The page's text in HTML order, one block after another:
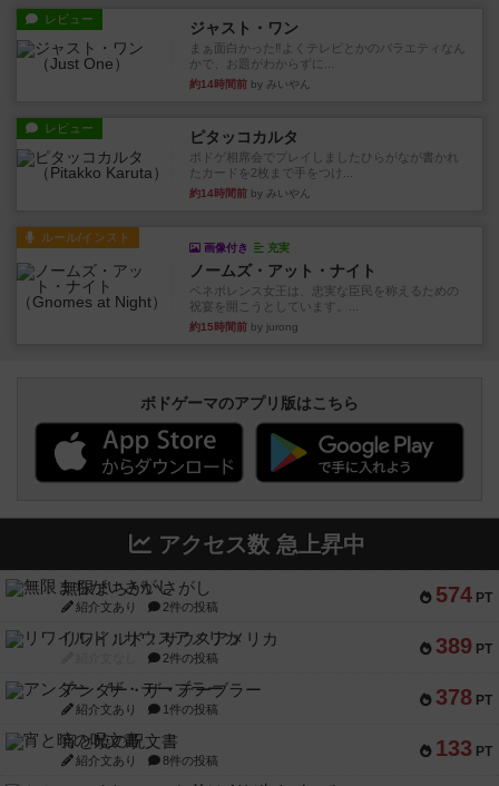
レビュー ジャスト・ワン
まぁ面白かった‼️よくテレビとかのバラエティなん
かで、お題がわからずに...
約14時間前 by みいやん
レビュー ピタッコカルタ
ボドゲ相席会でプレイしましたひらがなが書かれ
たカードを2枚まで手をつけ...
約14時間前 by みいやん
ルール/インスト
画像付き 充実
ノームズ・アット・ナイト
ベネボレンス女王は、忠実な臣民を称えるための
祝宴を開こうとしています。...
約15時間前 by jurong
ボドゲーマのアプリ版はこちら
アクセス数 急上昇中
574 PT
無限まちがいさがし
紹介文あり 2件の投稿
389 PT
リワイルド：サウスアメリカ
2件の投稿
378 PT
アンダー・ザ・テーブラー
紹介文あり 1件の投稿
133 PT
宵と暁の呪文書
紹介文あり 8件の投稿